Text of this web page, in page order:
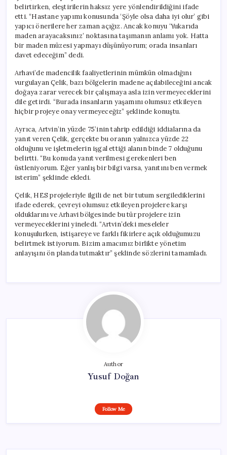
belirtirken, eleştirilerin haksız yere yönlendirildiğini ifade
etti. “Hastane yapımı konusunda ‘Şöyle olsa daha iyi olur’ gibi
yapıcı önerilere her zaman açığız. Ancak konuyu ‘Yukarıda
maden arayacaksınız’ noktasına taşımanın anlamı yok. Hatta
bir maden müzesi yapmayı düşünüyorum; orada insanları
davet edeceğim” dedi.
Arhavi’de madencilik faaliyetlerinin mümkün olmadığını
vurgulayan Çelik, bazı bölgelerin madene açılabileceğini ancak
doğaya zarar verecek bir çalışmaya asla izin vermeyeceklerini
dile getirdi. “Burada insanların yaşamını olumsuz etkileyen
hiçbir projeye onay vermeyeceğiz” şeklinde konuştu.
Ayrıca, Artvin’in yüzde 75’inin tahrip edildiği iddialarına da
yanıt veren Çelik, gerçekte bu oranın yalnızca yüzde 22
olduğunu ve işletmelerin işgal ettiği alanın binde 7 olduğunu
belirtti. “Bu konuda yanıt verilmesi gerekenleri ben
üstleniyorum. Eğer yanlış bir bilgi varsa, yanıtını ben vermek
isterim” şeklinde ekledi.
Çelik, HES projeleriyle ilgili de net bir tutum sergilediklerini
ifade ederek, çevreyi olumsuz etkileyen projelere karşı
olduklarını ve Arhavi bölgesinde bu tür projelere izin
vermeyeceklerini yineledi. “Artvin’deki meseleler
konuşulurken, istişareye ve farklı fikirlere açık olduğumuzu
belirtmek istiyorum. Bizim amacımız birlikte yönetim
anlayışını ön planda tutmaktır” şeklinde sözlerini tamamladı.
Author
Yusuf Doğan
Follow Me